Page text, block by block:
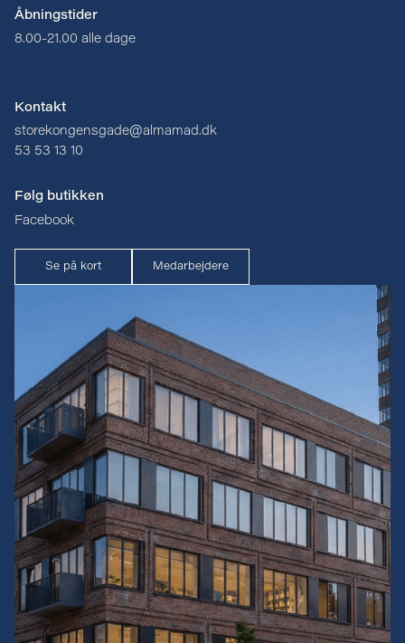
Åbningstider
8.00-21.00 alle dage
Kontakt
storekongensgade@almamad.dk
53 53 13 10
Følg butikken
Facebook
Se på kort Medarbejdere